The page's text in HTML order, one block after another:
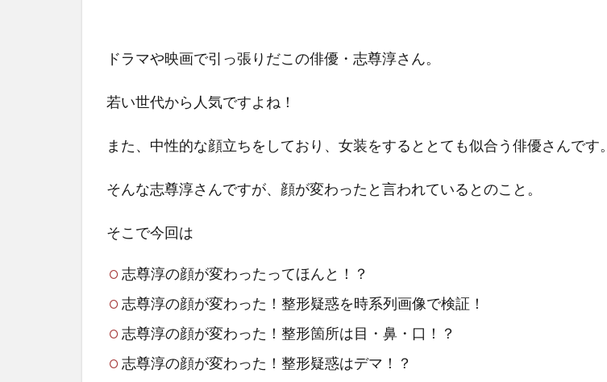
ドラマや映画で引っ張りだこの俳優・志尊淳さん。
若い世代から人気ですよね！
また、中性的な顔立ちをしており、女装をするととても似合う俳優さんです。
そんな志尊淳さんですが、顔が変わったと言われているとのこと。
そこで今回は
志尊淳の顔が変わったってほんと！？
志尊淳の顔が変わった！整形疑惑を時系列画像で検証！
志尊淳の顔が変わった！整形箇所は目・鼻・口！？
志尊淳の顔が変わった！整形疑惑はデマ！？